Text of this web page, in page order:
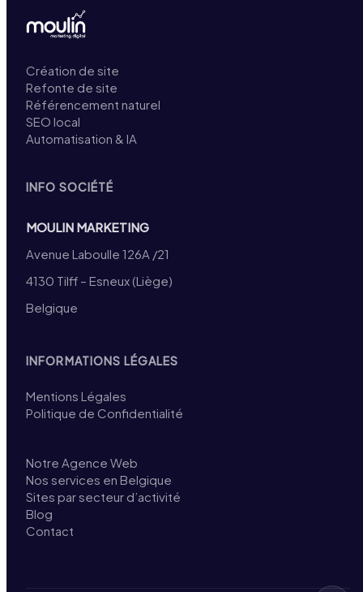
Création de site
Refonte de site
Référencement naturel
SEO local
Automatisation & IA
INFO SOCIÉTÉ
MOULIN MARKETING
Avenue Laboulle 126A /21
4130 Tilff – Esneux (Liège)
Belgique
INFORMATIONS LÉGALES
Mentions Légales
Politique de Confidentialité
Notre Agence Web
Nos services en Belgique
Sites par secteur d’activité
Blog
Contact